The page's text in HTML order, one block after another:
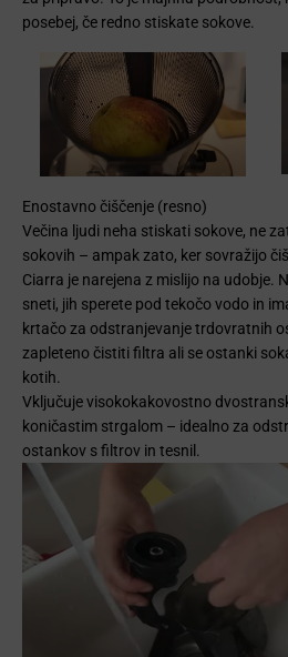
posebej, če redno stiskate sokove.
Enostavno čiščenje (resno)
Večina ljudi neha stiskati sokove, ne
sokovih – ampak zato, ker sovražijo
Ciarra je narejena z mislijo na udobje.
sneti, jih sperete pod tekočo vodo in
krtačo za odstranjevanje trdovratnih
zapleteno čistiti filtra ali se ostanki
kotih.
Vključuje visokokakovostno
koničastim strgalom – idealno za
ostankov s filtrov in tesnil.